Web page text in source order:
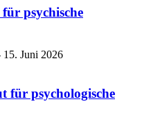
psychische
15. Juni 2026
für psychologische